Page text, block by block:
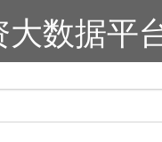
大数据平